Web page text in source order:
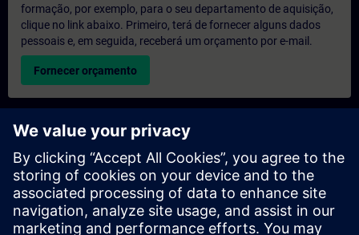
formação, por exemplo, para o seu departamento de aquisição,
clique no link abaixo. Primeiro, terá de fornecer alguns dados
pessoais e, em seguida, receberá um orçamento por e-mail.
Fornecer orçamento
Pedido de informações sobre formação exclusiva
Preencha o formulário de pedido de informação abaixo se
desejar receber um orçamento para um curso de formação
exclusiva, seja nas suas instalações, online ou no nosso centro
de formação SITRAIN. Este tipo de pedido seria adequado para
grupos maiores (a partir de 6 pessoas). Depois de nos fornecer